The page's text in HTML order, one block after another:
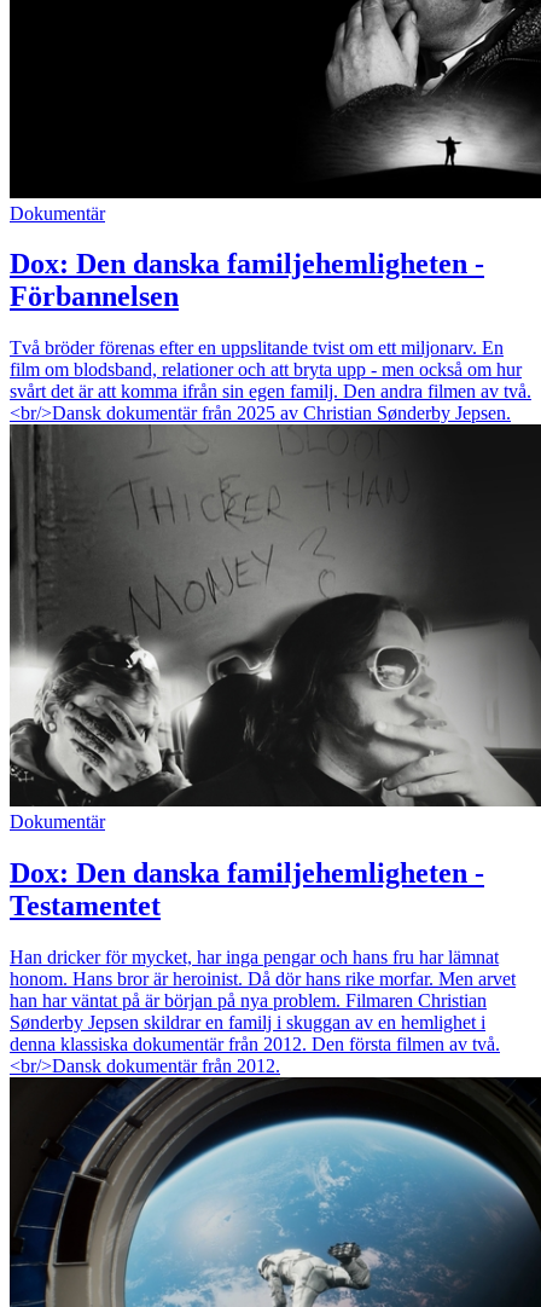
Dokumentär
Dox: Den danska familjehemligheten -
Förbannelsen
Två bröder förenas efter en uppslitande tvist om ett miljonarv. En
film om blodsband, relationer och att bryta upp - men också om hur
svårt det är att komma ifrån sin egen familj. Den andra filmen av två.
<br/>Dansk dokumentär från 2025 av Christian Sønderby Jepsen.
Dokumentär
Dox: Den danska familjehemligheten -
Testamentet
Han dricker för mycket, har inga pengar och hans fru har lämnat
honom. Hans bror är heroinist. Då dör hans rike morfar. Men arvet
han har väntat på är början på nya problem. Filmaren Christian
Sønderby Jepsen skildrar en familj i skuggan av en hemlighet i
denna klassiska dokumentär från 2012. Den första filmen av två.
<br/>Dansk dokumentär från 2012.